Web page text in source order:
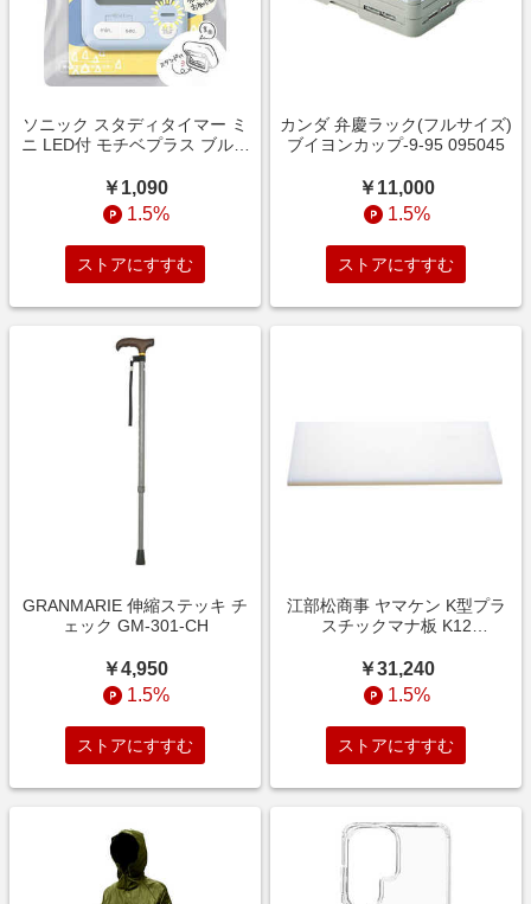
ソニック スタディタイマー ミ
ニ LED付 モチベプラス ブルー
￥1,090
1.5%
ストアにすすむ
カンダ 弁慶ラック(フルサイズ)
ブイヨンカップ-9-95 095045
￥11,000
1.5%
ストアにすすむ
GRANMARIE 伸縮ステッキ チ
ェック GM-301-CH
￥4,950
1.5%
ストアにすすむ
江部松商事 ヤマケン K型プラ
スチックマナ板 K12
4106090
￥31,240
1.5%
ストアにすすむ